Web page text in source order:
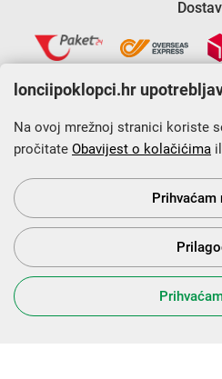
Krajnji primatelj financijskog
Europskog fonda za regionalni
programa
s
lonciipoklopci.hr
Na ovoj mrežnoj stranici koriste
pročitate Obavijest o kolačićima
Prihvaćam